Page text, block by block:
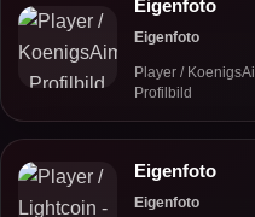
Eigenfoto
Eigenfoto
Player /
Profilbild
Eigenfoto
Eigenfoto